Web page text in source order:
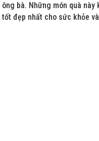
ông bà. Những món quà
tốt đẹp nhất cho sức khỏe